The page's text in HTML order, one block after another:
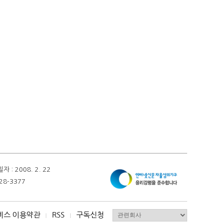
자 : 2008. 2. 22
3377
스 이용약관 I RSS I 구독신청